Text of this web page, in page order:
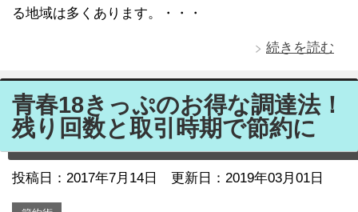
る地域は多くあります。・・・
続きを読む
青春18きっぷのお得な調達法！
残り回数と取引時期で節約に
投稿日： 2017年7月14日 更新日：2019年03月01日